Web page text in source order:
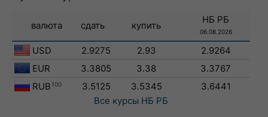
валюта сдать купить
НБ РБ
06.08.2026
USD 2.9275 2.93
2.9264
EUR
3.3805 3.38
3.3767
RUB 100 3.5125 3.5345
3.6441
Все курсы НБ РБ